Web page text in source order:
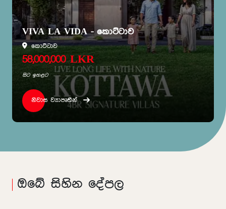
VIVA LA VIDA - කොට්ටාව
කොට්ටාව
58,000,000 LKR
සිට ඉහළට
නිවාස ව්‍යාපෘතීන්
ඔබේ සිහින දේපල